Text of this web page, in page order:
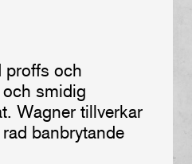
proffs och
smidig
Wagner tillverkar
banbrytande